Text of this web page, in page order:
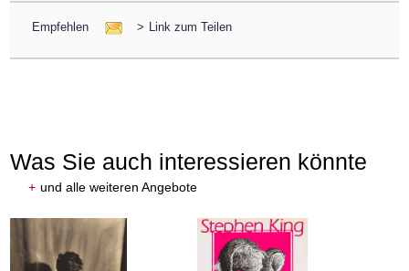
Empfehlen > Link zum Teilen
Was Sie auch interessieren könnte
+ und alle weiteren Angebote